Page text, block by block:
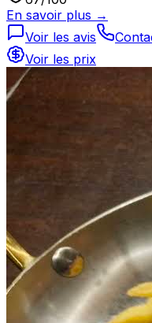
En savoir plus →
Voir les avis
Voir les prix